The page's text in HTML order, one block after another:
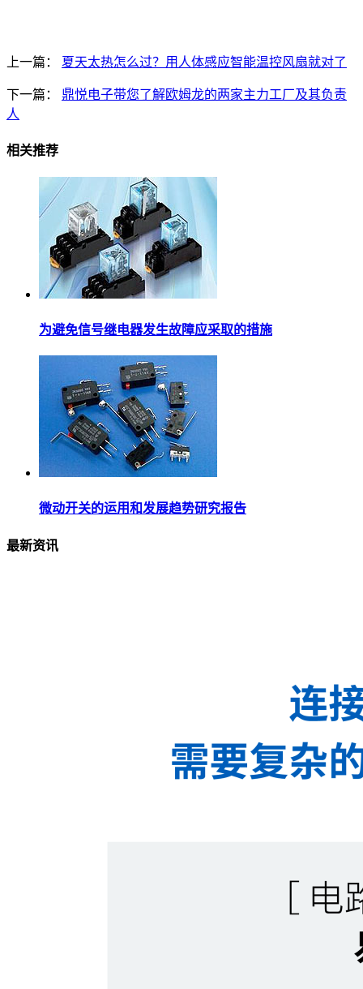
上一篇： 夏天太热怎么过？用人体感应智能温控风扇就对了
下一篇：
鼎悦电子带您了解欧姆龙的两家主力工厂及其负责
人
相关推荐
为避免信号继电器发生故障应采取的措施
微动开关的运用和发展趋势研究报告
最新资讯